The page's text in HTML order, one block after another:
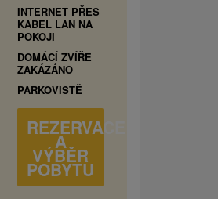
INTERNET PŘES
KABEL LAN NA
POKOJI
DOMÁCÍ ZVÍŘE
ZAKÁZÁNO
PARKOVIŠTĚ
REZERVACE
A
VÝBĚR
POBYTU